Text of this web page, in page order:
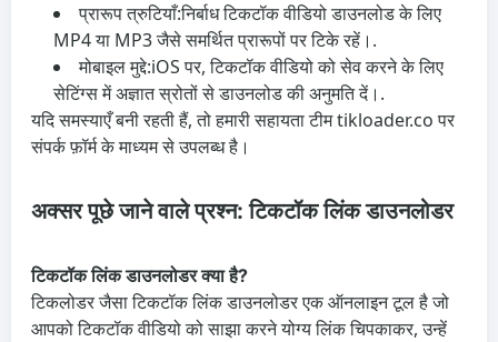
प्रारूप त्रुटियाँ:निर्बाध टिकटॉक वीडियो डाउनलोड के लिए
MP4 या MP3 जैसे समर्थित प्रारूपों पर टिके रहें।.
मोबाइल मुद्दे:iOS पर, टिकटॉक वीडियो को सेव करने के लिए
सेटिंग्स में अज्ञात स्रोतों से डाउनलोड की अनुमति दें।.
यदि समस्याएँ बनी रहती हैं, तो हमारी सहायता टीम tikloader.co पर
संपर्क फ़ॉर्म के माध्यम से उपलब्ध है।
अक्सर पूछे जाने वाले प्रश्न: टिकटॉक लिंक डाउनलोडर
टिकटॉक लिंक डाउनलोडर क्या है?
टिकलोडर जैसा टिकटॉक लिंक डाउनलोडर एक ऑनलाइन टूल है जो
आपको टिकटॉक वीडियो को साझा करने योग्य लिंक चिपकाकर, उन्हें